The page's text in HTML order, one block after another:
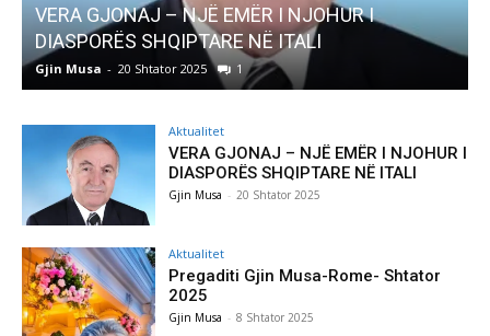
AKTUALITET
Pregaditi Gjin Musa-Rome- Shtator 2025
Gjin Musa - 8 Shtator 2025 0
Aktualitet
VERA GJONAJ – NJË EMËR I NJOHUR I
DIASPORËS SHQIPTARE NË ITALI
Gjin Musa - 20 Shtator 2025
Aktualitet
Pregaditi Gjin Musa-Rome- Shtator
2025
Gjin Musa - 8 Shtator 2025